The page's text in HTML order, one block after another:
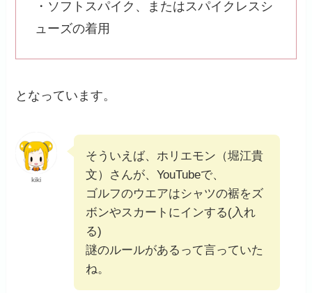
・ソフトスパイク、またはスパイクレスシ
ューズの着用
となっています。
kiki
そういえば、ホリエモン（堀江貴
文）さんが、YouTubeで、
ゴルフのウエアはシャツの裾をズ
ボンやスカートにインする(入れ
る)
謎のルールがあるって言っていた
ね。